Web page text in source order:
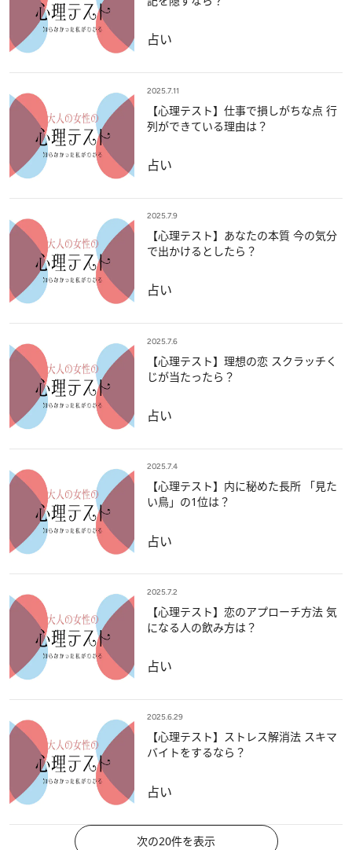
占い
2025.7.11
【心理テスト】仕事で損しがちな点 行
列ができている理由は？
占い
2025.7.9
【心理テスト】あなたの本質 今の気分
で出かけるとしたら？
占い
2025.7.6
【心理テスト】理想の恋 スクラッチく
じが当たったら？
占い
2025.7.4
【心理テスト】内に秘めた長所 「見た
い鳥」の1位は？
占い
2025.7.2
【心理テスト】恋のアプローチ方法 気
になる人の飲み方は？
占い
2025.6.29
【心理テスト】ストレス解消法 スキマ
バイトをするなら？
占い
次の20件を表示